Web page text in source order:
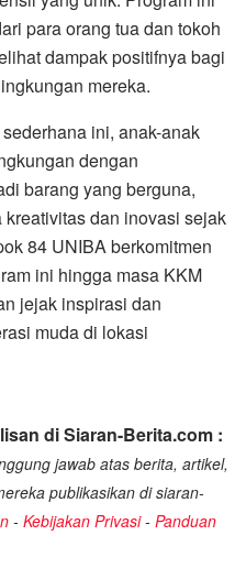
para orang tua dan tokoh
dampak positifnya bagi
mereka.
ini, anak-anak
dengan
barang yang berguna,
dan inovasi sejak
84 UNIBA berkomitmen
ini hingga masa KKM
jejak inspirasi dan
muda di lokasi
di Siaran-Berita.com :
jawab atas berita, artikel,
publikasikan di siaran-
- Kebijakan Privasi- Panduan